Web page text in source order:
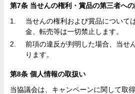
第7条 当せんの権利・賞品の第三者へ
当せんの権利および賞品について
金、転売等は一切禁止します。
前項の違反が判明した場合、当せ
ります。
第8条 個人情報の取扱い
当協議会は、キャンペーンに関して取